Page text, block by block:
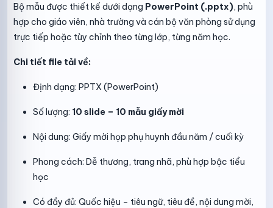
Bộ mẫu được thiết kế dưới dạng PowerPoint (.pptx), phù
hợp cho giáo viên, nhà trường và cán bộ văn phòng sử dụng
trực tiếp hoặc tùy chỉnh theo từng lớp, từng năm học.
Chi tiết file tải về:
Định dạng: PPTX (PowerPoint)
Số lượng: 10 slide – 10 mẫu giấy mời
Nội dung: Giấy mời họp phụ huynh đầu năm / cuối kỳ
Phong cách: Dễ thương, trang nhã, phù hợp bậc tiểu
học
Có đầy đủ: Quốc hiệu – tiêu ngữ, tiêu đề, nội dung mời,